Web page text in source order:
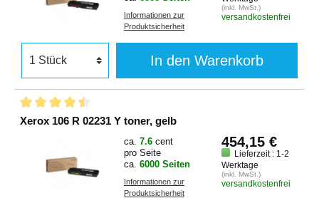
Informationen zur
Produktsicherheit
(inkl. MwSt.)
versandkostenfrei
In den Warenkorb
Xerox 106 R 02231 Y toner, gelb
ca. 7.6 cent
pro Seite
ca. 6000 Seiten
Informationen zur
Produktsicherheit
454,15 €
Lieferzeit : 1-2
Werktage
(inkl. MwSt.)
versandkostenfrei